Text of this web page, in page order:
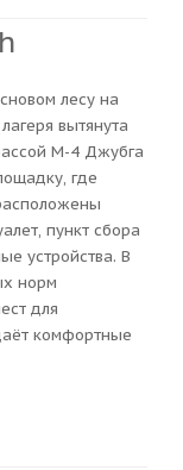
лесу на
вытянута
М-4 Джубга
где
пункт сбора
устройства. В
норм
для
комфортные